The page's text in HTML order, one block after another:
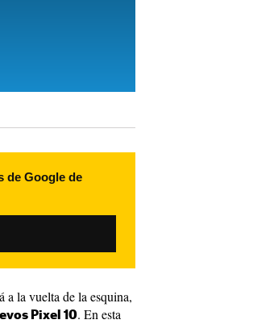
de Google de
a la vuelta de la esquina,
Pixel 10. En esta